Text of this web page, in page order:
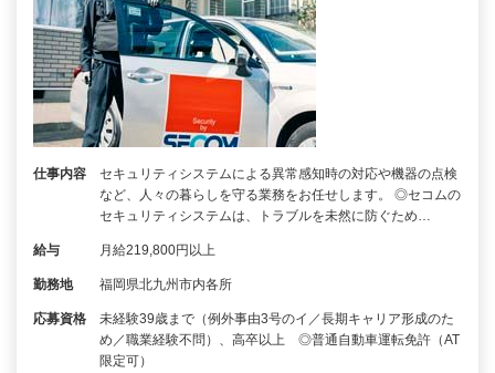
仕事内容
セキュリティシステムによる異常感知時の対応や機器の点検
など、人々の暮らしを守る業務をお任せします。 ◎セコムの
セキュリティシステムは、トラブルを未然に防ぐため…
給与 月給219,800円以上
勤務地 福岡県北九州市内各所
応募資格
未経験39歳まで（例外事由3号のイ／長期キャリア形成のた
め／職業経験不問）、高卒以上 ◎普通自動車運転免許（AT
限定可）